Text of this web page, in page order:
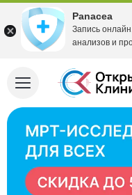
Panacea
Запись
анализов и